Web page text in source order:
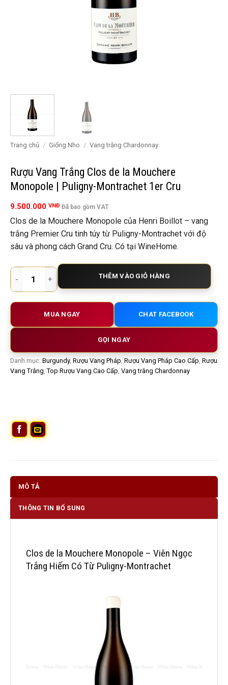
Trang chủ / Giống Nho / Vang trắng Chardonnay
Rượu Vang Trắng Clos de la Mouchere
Monopole | Puligny-Montrachet 1er Cru
9.500.000 VNĐ Đã bao gồm VAT
Clos de la Mouchere Monopole của Henri Boillot – vang
trắng Premier Cru tinh túy từ Puligny-Montrachet với độ
sâu và phong cách Grand Cru. Có tại WineHome.
Rượu Vang Trắng Clos de la Mouchere Monopole | Puligny-
THÊM VÀO GIỎ HÀNG
MUA NGAY CHAT FACEBOOK
GỌI NGAY
Danh mục: Burgundy, Rượu Vang Pháp Rượu Vang Pháp Cao Cấp Rượu
Vang Trắng Top Rượu Vang Cao Cấp Vang trắng Chardonnay
MÔ TẢ
THÔNG TIN BỔ SUNG
Clos de la Mouchere Monopole – Viên Ngọc
Trắng Hiếm Có Từ Puligny-Montrachet